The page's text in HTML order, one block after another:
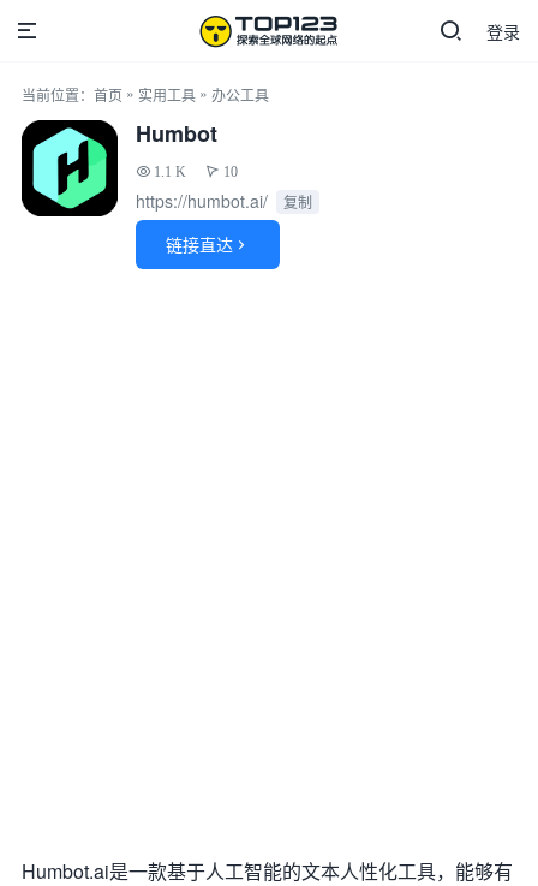
登录
当前位置： 首页 » 实用工具 » 办公工具
Humbot
1.1 K 10
https://humbot.ai/ 复制
链接直达 
Humbot.ai是一款基于人工智能的文本人性化工具，能够有